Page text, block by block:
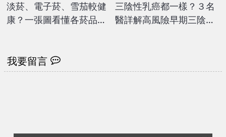
淡菸、電子菸、雪茄較健
康？一張圖看懂各菸品差
三陰性乳癌都一樣？３名
醫詳解高風險早期三陰性
我要留言